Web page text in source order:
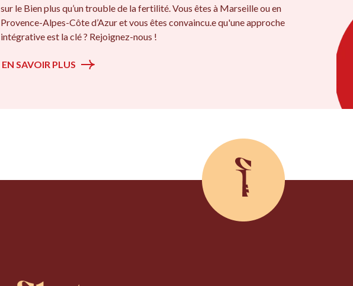
sur le Bien plus qu’un trouble de la fertilité. Vous êtes à Marseille ou en
Provence-Alpes-Côte d’Azur et vous êtes convaincu.e qu'une approche
intégrative est la clé ? Rejoignez-nous !
EN SAVOIR PLUS